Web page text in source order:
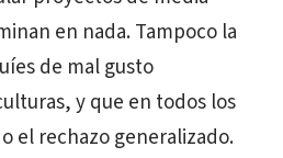
en nada. Tampoco la
de mal gusto
y que en todos los
el rechazo generalizado.